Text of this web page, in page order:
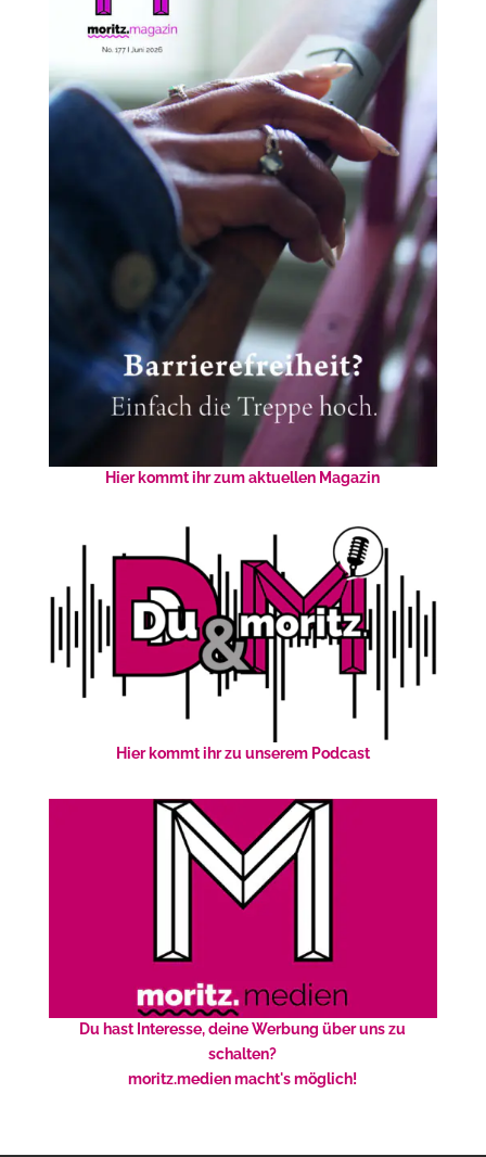
Hier kommt ihr zum aktuellen Magazin
Hier kommt ihr zu unserem Podcast
Du hast Interesse, deine Werbung über uns zu
schalten?
moritz.medien macht's möglich!